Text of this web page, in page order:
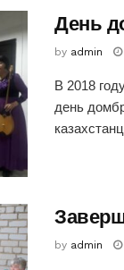
День
by admin
В 2018
день
by admin